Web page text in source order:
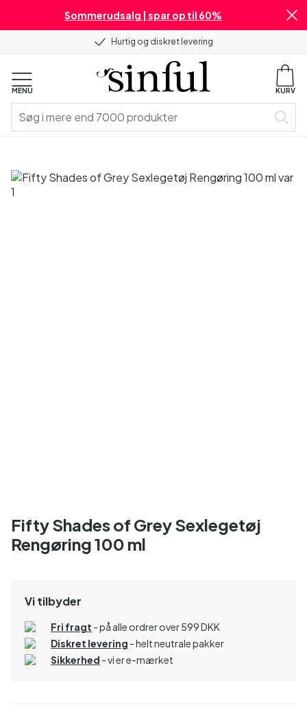
Sommerudsalg | spar op til 60%
Hurtig og diskret levering
MENU KURV
Fifty Shades of Grey Sexlegetøj
Rengøring 100 ml
Vi tilbyder
Fri fragt - på alle ordrer over 599 DKK
Diskret levering - helt neutrale pakker
Sikkerhed - vi er e-mærket